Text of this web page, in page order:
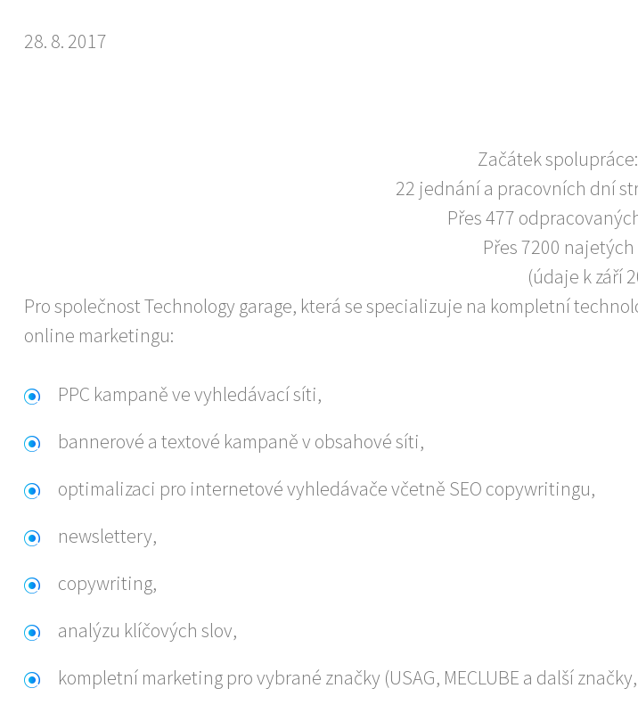
28. 8. 2017
Začátek
22 jednání a pracovních dní
Přes 477
Přes 7200
(údaje k září
Pro společnost Technology garage, která se specializuje na kompletní
online marketingu:
PPC kampaně ve vyhledávací síti,
bannerové a textové kampaně v obsahové síti,
optimalizaci pro internetové vyhledávače včetně SEO copywritingu,
newslettery,
copywriting,
analýzu klíčových slov,
kompletní marketing pro vybrané značky (USAG, MECLUBE a další